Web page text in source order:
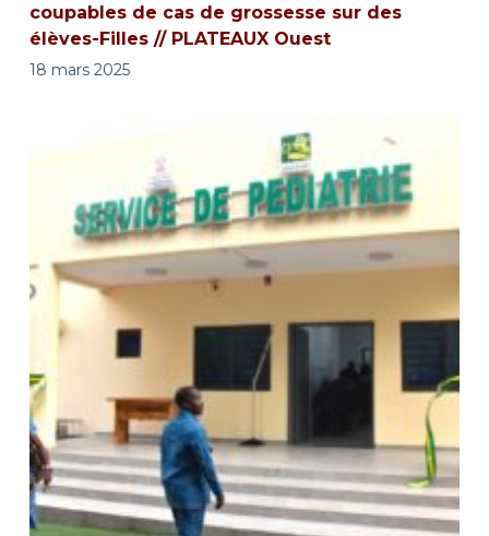
coupables de cas de grossesse sur des
élèves-Filles // PLATEAUX Ouest
18 mars 2025